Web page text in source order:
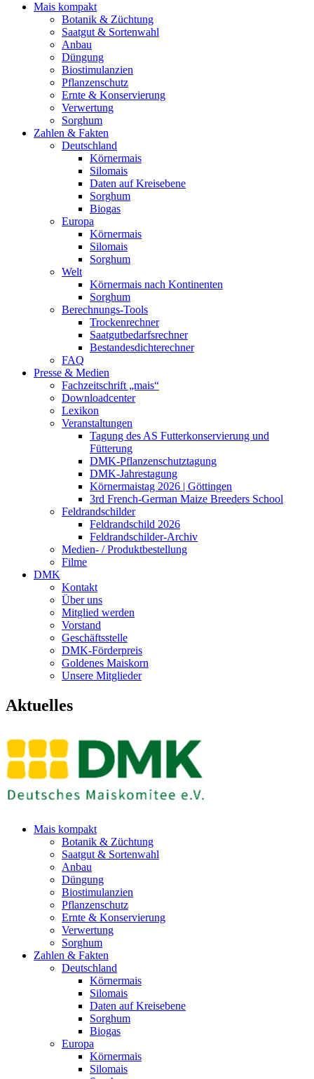
Mais kompakt
Botanik & Züchtung
Saatgut & Sortenwahl
Anbau
Düngung
Biostimulanzien
Pflanzenschutz
Ernte & Konservierung
Verwertung
Sorghum
Zahlen & Fakten
Deutschland
Körnermais
Silomais
Daten auf Kreisebene
Sorghum
Biogas
Europa
Körnermais
Silomais
Sorghum
Welt
Körnermais nach Kontinenten
Sorghum
Berechnungs-Tools
Trockenrechner
Saatgutbedarfsrechner
Bestandesdichterechner
FAQ
Presse & Medien
Fachzeitschrift „mais“
Downloadcenter
Lexikon
Veranstaltungen
Tagung des AS Futterkonservierung und
Fütterung
DMK-Pflanzenschutztagung
DMK-Jahrestagung
Körnermaistag 2026 | Göttingen
3rd French-German Maize Breeders School
Feldrandschilder
Feldrandschild 2026
Feldrandschilder-Archiv
Medien- / Produktbestellung
Filme
DMK
Kontakt
Über uns
Mitglied werden
Vorstand
Geschäftsstelle
DMK-Förderpreis
Goldenes Maiskorn
Unsere Mitglieder
Aktuelles
Mais kompakt
Botanik & Züchtung
Saatgut & Sortenwahl
Anbau
Düngung
Biostimulanzien
Pflanzenschutz
Ernte & Konservierung
Verwertung
Sorghum
Zahlen & Fakten
Deutschland
Körnermais
Silomais
Daten auf Kreisebene
Sorghum
Biogas
Europa
Körnermais
Silomais